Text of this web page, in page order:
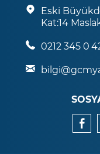
Eski
Kat:14
0212 345 0